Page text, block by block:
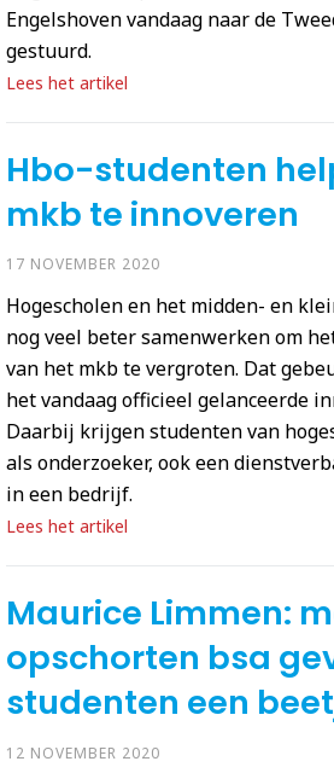
Engelshoven vandaag naar de
gestuurd.
Lees het artikel
Hbo-studenten
mkb te innoveren
17 NOVEMBER 2020
Hogescholen en het midden- en
nog veel beter samenwerken om
van het mkb te vergroten. Dat
het vandaag officieel gelanceerde
Daarbij krijgen studenten van
als onderzoeker, ook een
in een bedrijf.
Lees het artikel
Maurice Limmen:
opschorten bsa
studenten een
12 NOVEMBER 2020